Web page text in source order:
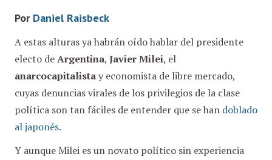
Por Daniel Raisbeck
A estas alturas ya habrán oído hablar del presidente
electo deArgentina, Javier Milei, el
anarcocapitalistay economista de libre mercado,
cuyas denuncias virales de los privilegios de la clase
política son tan fáciles de entender que se han doblado
al japonés.
Y aunque Milei es un novato político sin experiencia